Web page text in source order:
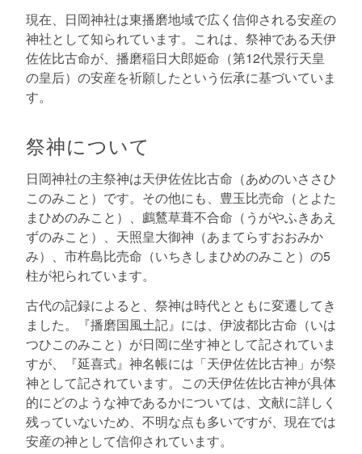
現在、日岡神社は東播磨地域で広く信仰される安産の
神社として知られています。これは、祭神である天伊
佐佐比古命が、播磨稲日大郎姫命（第12代景行天皇
の皇后）の安産を祈願したという伝承に基づいていま
す。
祭神について
日岡神社の主祭神は天伊佐佐比古命（あめのいささひ
このみこと）です。その他にも、豊玉比売命（とよた
まひめのみこと）、鸕鶿草葺不合命（うがやふきあえ
ずのみこと）、天照皇大御神（あまてらすおおみか
み）、市杵島比売命（いちきしまひめのみこと）の5
柱が祀られています。
古代の記録によると、祭神は時代とともに変遷してき
ました。『播磨国風土記』には、伊波都比古命（いは
つひこのみこと）が日岡に坐す神として記されていま
すが、『延喜式』神名帳には「天伊佐佐比古神」が祭
神として記されています。この天伊佐佐比古神が具体
的にどのような神であるかについては、文献に詳しく
残っていないため、不明な点も多いですが、現在では
安産の神として信仰されています。